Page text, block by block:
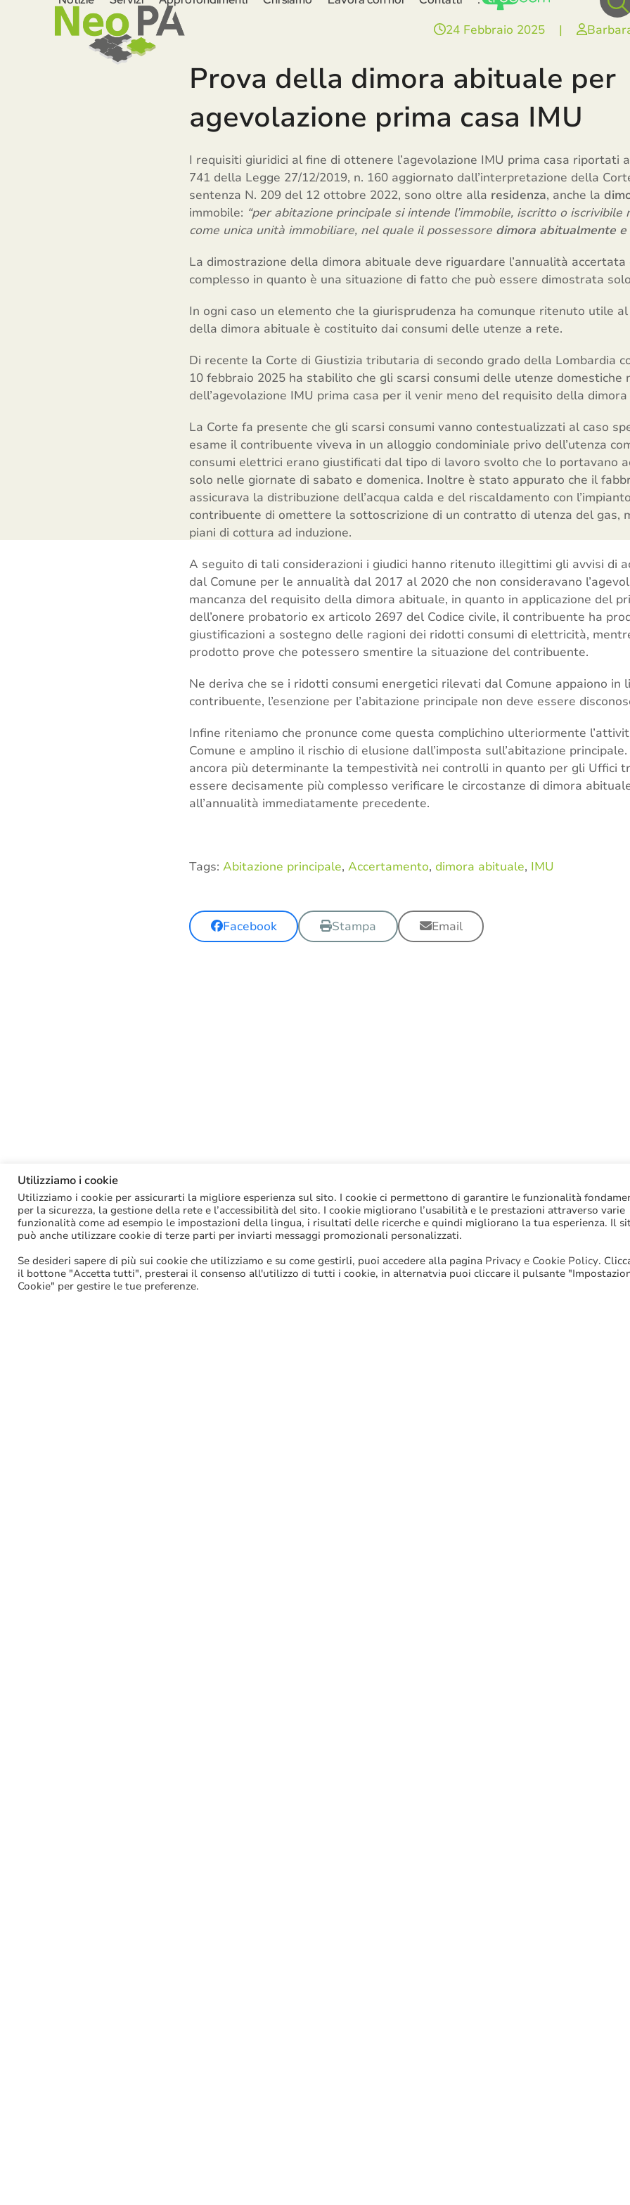
24 Febbraio 2025 |
Prova della dimora abituale per
agevolazione prima casa IMU
I requisiti giuridici al fine di ottenere l’agevolazione IMU prima casa riportati
741 della Legge 27/12/2019, n. 160 aggiornato dall’interpretazione della
sentenza N. 209 del 12 ottobre 2022, sono oltre alla residenza, anche la
immobile: “per abitazione principale si intende l’immobile, iscritto o
come unica unità immobiliare, nel quale il possessore dimora abitualmente
La dimostrazione della dimora abituale deve riguardare l’annualità
complesso in quanto è una situazione di fatto che può essere dimostrata
In ogni caso un elemento che la giurisprudenza ha comunque ritenuto utile
della dimora abituale è costituito dai consumi delle utenze a rete.
Di recente la Corte di Giustizia tributaria di secondo grado della Lombardia
10 febbraio 2025 ha stabilito che gli scarsi consumi delle utenze domestiche
dell’agevolazione IMU prima casa per il venir meno del requisito della
La Corte fa presente che gli scarsi consumi vanno contestualizzati al caso
esame il contribuente viveva in un alloggio condominiale privo dell’utenza
consumi elettrici erano giustificati dal tipo di lavoro svolto che lo portavano
solo nelle giornate di sabato e domenica. Inoltre è stato appurato che il
assicurava la distribuzione dell’acqua calda e del riscaldamento con
contribuente di omettere la sottoscrizione di un contratto di utenza del gas,
piani di cottura ad induzione.
A seguito di tali considerazioni i giudici hanno ritenuto illegittimi gli avvisi di
dal Comune per le annualità dal 2017 al 2020 che non consideravano
mancanza del requisito della dimora abituale, in quanto in applicazione del
dell’onere probatorio ex articolo 2697 del Codice civile, il contribuente ha
giustificazioni a sostegno delle ragioni dei ridotti consumi di elettricità,
prodotto prove che potessero smentire la situazione del contribuente.
Ne deriva che se i ridotti consumi energetici rilevati dal Comune appaiono in
contribuente, l’esenzione per l’abitazione principale non deve essere
Infine riteniamo che pronunce come questa complichino ulteriormente
Comune e amplino il rischio di elusione dall’imposta sull’abitazione
ancora più determinante la tempestività nei controlli in quanto per gli Uffici
essere decisamente più complesso verificare le circostanze di dimora
all’annualità immediatamente precedente.
Tags: Abitazione principale, Accertamento, dimora abituale, IMU
Facebook Stampa Email
Utilizziamo i cookie
Utilizziamo i cookie per assicurarti la migliore esperienza sul sito. I cookie ci permettono di garantire le funzionalità
per la sicurezza, la gestione della rete e l’accessibilità del sito. I cookie migliorano l’usabilità e le prestazioni attraverso varie
funzionalità come ad esempio le impostazioni della lingua, i risultati delle ricerche e quindi migliorano la tua esperienza. Il
può anche utilizzare cookie di terze parti per inviarti messaggi promozionali personalizzati.
Se desideri sapere di più sui cookie che utilizziamo e su come gestirli, puoi accedere alla pagina Privacy e Cookie Policy.
il bottone "Accetta tutti", presterai il consenso all'utilizzo di tutti i cookie, in alternatvia puoi cliccare il pulsante
Cookie" per gestire le tue preferenze.